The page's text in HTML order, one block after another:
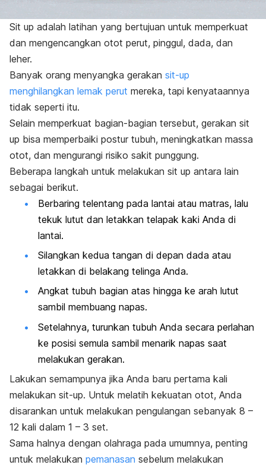
Sit up adalah latihan yang bertujuan untuk memperkuat
dan mengencangkan otot perut, pinggul, dada, dan
leher.
Banyak orang menyangka gerakan sit-up
menghilangkan lemak perut mereka, tapi kenyataannya
tidak seperti itu.
Selain memperkuat bagian-bagian tersebut, gerakan sit
up bisa memperbaiki postur tubuh, meningkatkan massa
otot, dan mengurangi risiko sakit punggung.
Beberapa langkah untuk melakukan sit up antara lain
sebagai berikut.
Berbaring telentang pada lantai atau matras, lalu
tekuk lutut dan letakkan telapak kaki Anda di
lantai.
Silangkan kedua tangan di depan dada atau
letakkan di belakang telinga Anda.
Angkat tubuh bagian atas hingga ke arah lutut
sambil membuang napas.
Setelahnya, turunkan tubuh Anda secara perlahan
ke posisi semula sambil menarik napas saat
melakukan gerakan.
Lakukan semampunya jika Anda baru pertama kali
melakukan sit-up. Untuk melatih kekuatan otot, Anda
disarankan untuk melakukan pengulangan sebanyak 8 –
12 kali dalam 1 – 3 set.
Sama halnya dengan olahraga pada umumnya, penting
untuk melakukan pemanasan sebelum melakukan